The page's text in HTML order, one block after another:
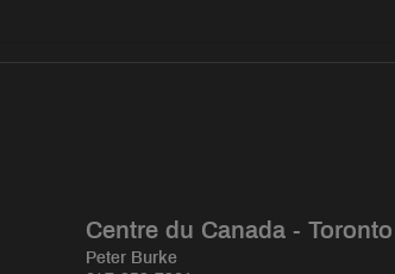
Centre du Canada - Toronto
Peter Burke